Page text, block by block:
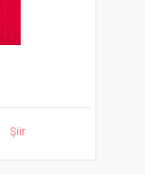
Şiir